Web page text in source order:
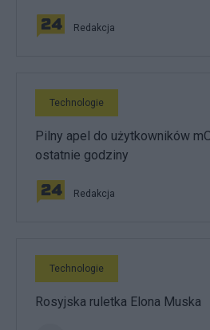
Redakcja
Technologie
Pilny apel do użytkowników
ostatnie godziny
Redakcja
Technologie
Rosyjska ruletka Elona Muska